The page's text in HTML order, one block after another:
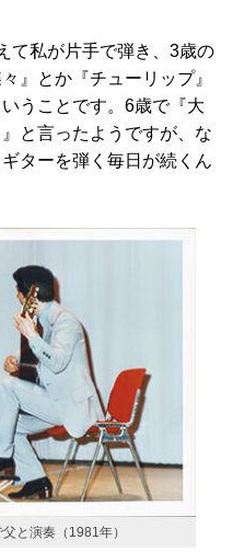
て私が片手で弾き、3歳の
』とか『チューリップ』
うことです。6歳で『大
と言ったようですが、な
ターを弾く毎日が続くん
と演奏（1981年）